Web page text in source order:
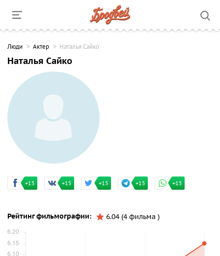
Люди Актер Наталья Сайко
Наталья Сайко
+15 +15 +15 +15 +15
Рейтинг фильмографии: 6.04 (4 фильма )